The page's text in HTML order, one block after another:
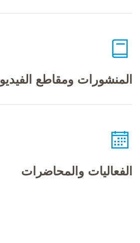
المنشورات ومقاطع الفيديو
الفعاليات والمحاضرات